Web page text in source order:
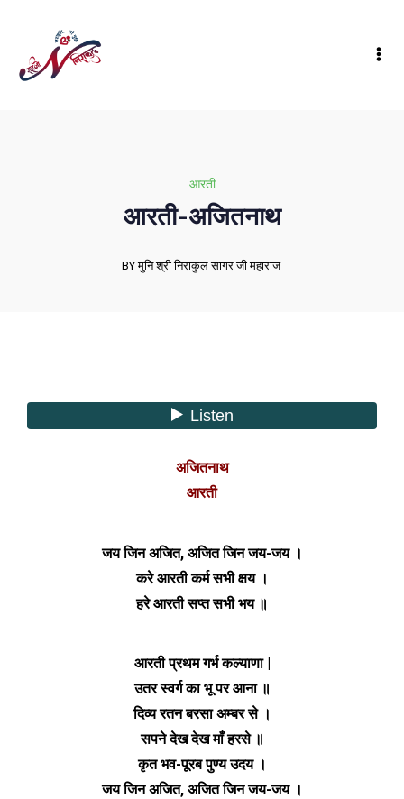
आरती
आरती-अजितनाथ
BY मुनि श्री निराकुल सागर जी महाराज
अजितनाथ
आरती
जय जिन अजित, अजित जिन जय-जय ।
करे आरती कर्म सभी क्षय ।
हरे आरती सप्त सभी भय ॥
आरती प्रथम गर्भ कल्याणा |
उतर स्वर्ग का भू पर आना ॥
दिव्य रतन बरसा अम्बर से ।
सपने देख देख माँ हरसे ॥
कृत भव-पूरब पुण्य उदय ।
जय जिन अजित, अजित जिन जय-जय ।